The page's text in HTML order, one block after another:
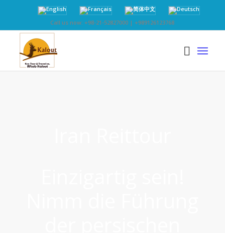
Call us now: +98-21-52827000 | +989126123768